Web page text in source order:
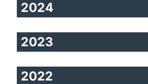
2024
2023
2022